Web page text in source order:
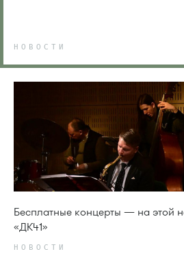
НОВОСТИ
Бесплатные концерты — на этой
«ДК41»
НОВОСТИ